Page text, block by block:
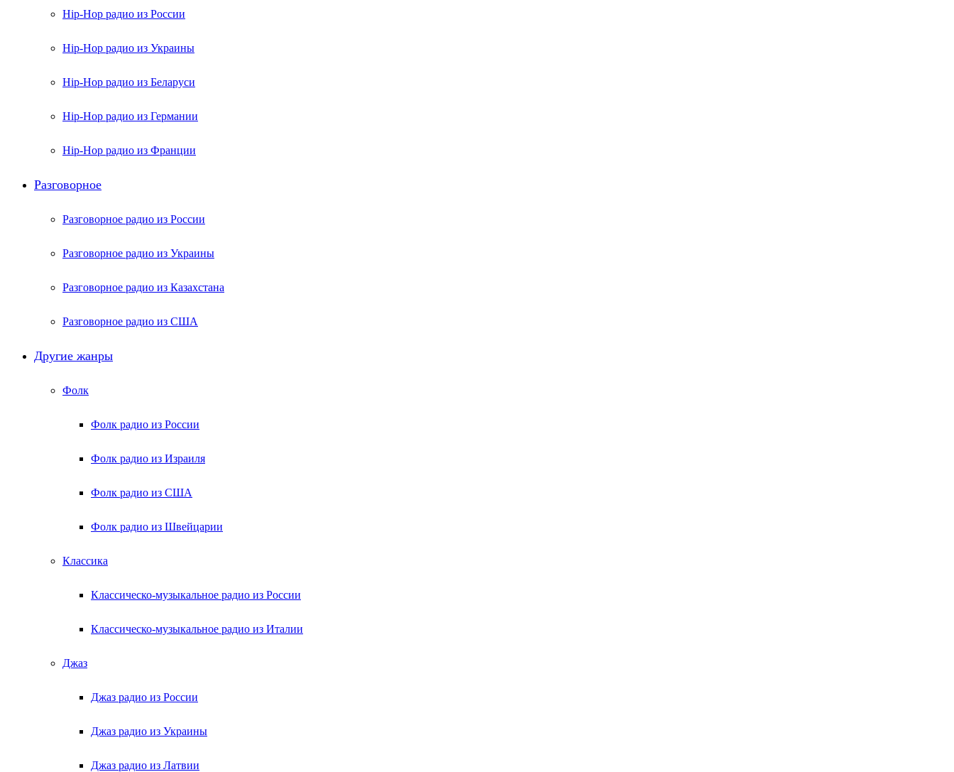
Hip-Hop радио из России
Hip-Hop радио из Украины
Hip-Hop радио из Беларуси
Hip-Hop радио из Германии
Hip-Hop радио из Франции
Разговорное
Разговорное радио из России
Разговорное радио из Украины
Разговорное радио из Казахстана
Разговорное радио из США
Другие жанры
Фолк
Фолк радио из России
Фолк радио из Израиля
Фолк радио из США
Фолк радио из Швейцарии
Классика
Классическо-музыкальное радио из России
Классическо-музыкальное радио из Италии
Джаз
Джаз радио из России
Джаз радио из Украины
Джаз радио из Латвии